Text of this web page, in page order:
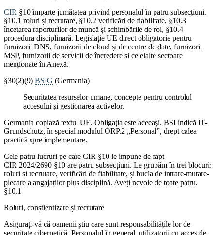
CIR §10 împarte jumătatea privind personalul în patru subsecțiuni.
§10.1 roluri și recrutare, §10.2 verificări de fiabilitate, §10.3
încetarea raporturilor de muncă și schimbările de rol, §10.4
procedura disciplinară. Legislație UE direct obligatorie pentru
furnizorii DNS, furnizorii de cloud și de centre de date, furnizorii
MSP, furnizorii de servicii de încredere și celelalte sectoare
menționate în Anexă.
§30(2)(9) BSIG (Germania)
Securitatea resurselor umane, concepte pentru controlul
accesului și gestionarea activelor.
Germania copiază textul UE. Obligația este aceeași. BSI indică IT-
Grundschutz, în special modulul ORP.2 „Personal”, drept calea
practică spre implementare.
Cele patru lucruri pe care CIR §10 le impune de fapt
CIR 2024/2690 §10 are patru subsecțiuni. Le grupăm în trei blocuri:
roluri și recrutare, verificări de fiabilitate, și bucla de intrare-mutare-
plecare a angajaților plus disciplină. Aveți nevoie de toate patru.
§10.1
Roluri, conștientizare și recrutare
Asigurați-vă că oamenii știu care sunt responsabilitățile lor de
securitate cibernetică. Personalul în general, utilizatorii cu acces de